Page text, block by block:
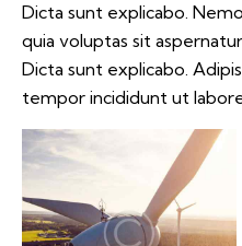
Dicta sunt explicabo.
quia voluptas sit
Dicta sunt explicabo.
tempor incididunt ut